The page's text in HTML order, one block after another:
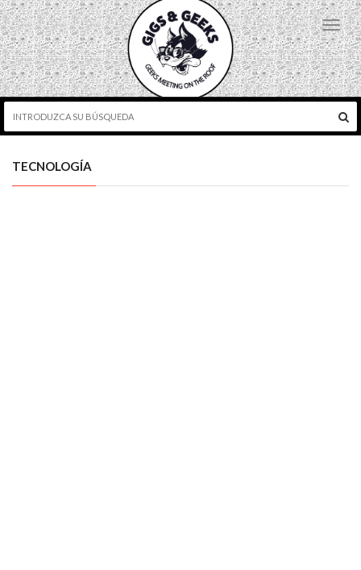
TECNOLOGÍA